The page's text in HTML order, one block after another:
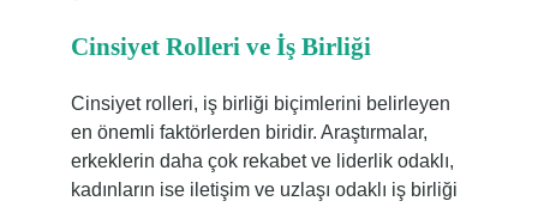
Cinsiyet Rolleri ve İş Birliği
Cinsiyet rolleri, iş birliği biçimlerini belirleyen
en önemli faktörlerden biridir. Araştırmalar,
erkeklerin daha çok rekabet ve liderlik odaklı,
kadınların ise iletişim ve uzlaşı odaklı iş birliği